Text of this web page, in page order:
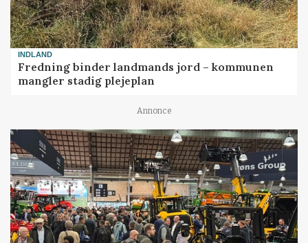
INDLAND
Fredning binder landmands jord – kommunen
mangler stadig plejeplan
Annonce